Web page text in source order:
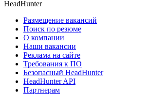
HeadHunter
Размещение вакансий
Поиск по резюме
О компании
Наши вакансии
Реклама на сайте
Требования к ПО
Безопасный HeadHunter
HeadHunter API
Партнерам